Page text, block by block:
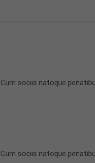
sociis natoque
sociis natoque